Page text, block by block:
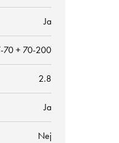
Ja
70 + 70-200
2.8
Ja
Nej